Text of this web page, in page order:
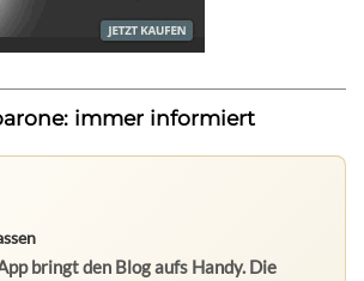
immer informiert
bringt den Blog aufs Handy. Die